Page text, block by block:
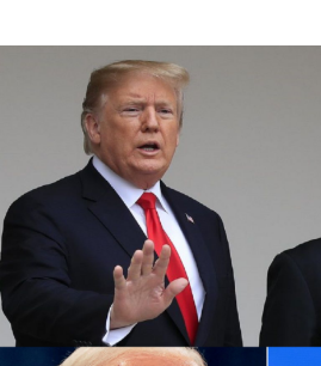
عن الطيران إلى إسرائيل بعد
في السابع من تشرين الأول الذي
دولية أخرى رحلاتها من وإلى
وإيران، على خلفية تصاعد التوتر
المكتب السياسي لحماس في
بارز في الحزب بغارة إسرائيلية
الاثنين الماضي، أنها ستوقف
وعمان وبيروت وطهران وأربيل في
بناء على “تحليل أمني حالي”.